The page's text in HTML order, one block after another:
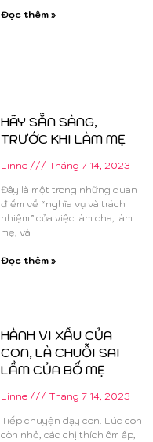
Đọc thêm »
HÃY SẴN SÀNG,
TRƯỚC KHI LÀM MẸ
Linne Tháng 7 14, 2023
Đây là một trong những quan
điểm về “nghĩa vụ và trách
nhiệm” của việc làm cha, làm
mẹ, và
Đọc thêm »
HÀNH VI XẤU CỦA
CON, LÀ CHUỖI SAI
LẦM CỦA BỐ MẸ
Linne Tháng 7 14, 2023
Tiếp chuyện dạy con. Lúc con
còn nhỏ, các chị thích ôm ấp,